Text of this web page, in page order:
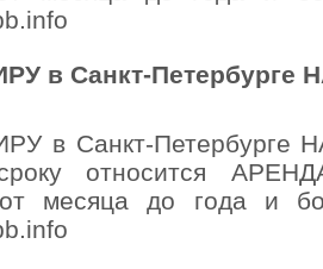
в Санкт-
в Санкт-
сроку относится
месяца до года и